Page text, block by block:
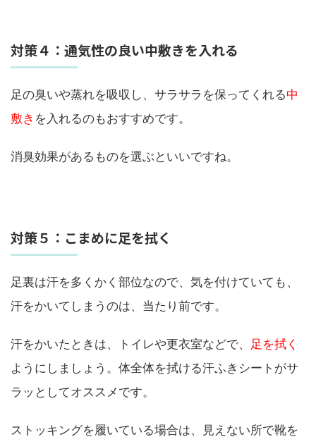
対策４：通気性の良い中敷きを入れる
足の臭いや蒸れを吸収し、サラサラを保ってくれる中
敷き を入れるのもおすすめです。
消臭効果があるものを選ぶといいですね。
対策５：こまめに足を拭く
足裏は汗を多くかく部位なので、気を付けていても、
汗をかいてしまうのは、当たり前です。
汗をかいたときは、トイレや更衣室などで、 足を拭く
ようにしましょう。体全体を拭ける汗ふきシートがサ
ラッとしてオススメです。
ストッキングを履いている場合は、見えない所で靴を